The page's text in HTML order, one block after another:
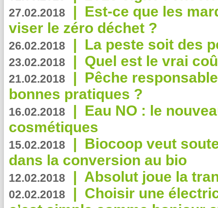
27.02.2018 | Est-ce que les
viser le zéro déchet ?
26.02.2018 | La peste soit des
23.02.2018 | Quel est le vrai
21.02.2018 | Pêche
bonnes pratiques ?
16.02.2018 | Eau NO : le
cosmétiques
15.02.2018 | Biocoop veut
dans la conversion au bio
12.02.2018 | Absolut joue la
02.02.2018 | Choisir une